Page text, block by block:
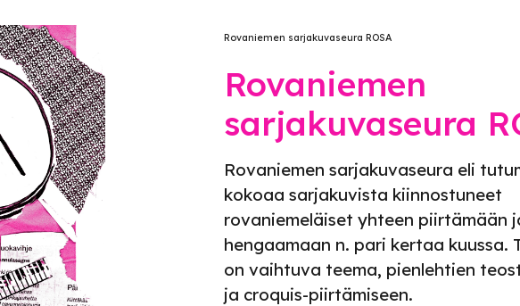
Rovaniemen sarjakuvaseura ROSA
Rovaniemen
sarjakuvaseura
Rovaniemen sarjakuvaseura eli
kokoaa sarjakuvista kiinnostuneet
rovaniemeläiset yhteen piirtämään
hengaamaan n. pari kertaa kuussa.
on vaihtuva teema, pienlehtien
ja croquis-piirtämiseen.